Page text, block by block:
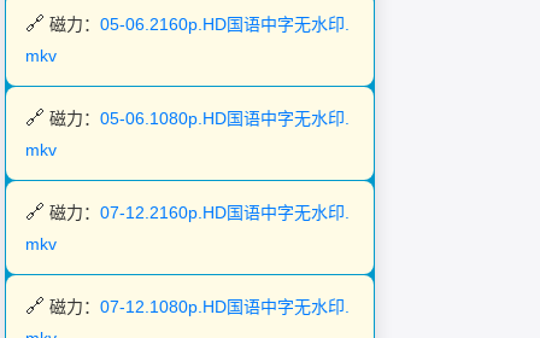
磁力：05-06.2160p.HD国语中字无水印.
mkv
磁力：05-06.1080p.HD国语中字无水印.
mkv
磁力：07-12.2160p.HD国语中字无水印.
mkv
磁力：07-12.1080p.HD国语中字无水印.